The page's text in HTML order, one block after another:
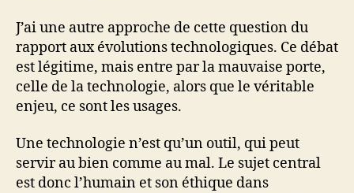
J’ai une autre approche de cette question du
rapport aux évolutions technologiques. Ce débat
est légitime, mais entre par la mauvaise porte,
celle de la technologie, alors que le véritable
enjeu, ce sont les usages.
Une technologie n’est qu’un outil, qui peut
servir au bien comme au mal. Le sujet central
est donc l’humain et son éthique dans